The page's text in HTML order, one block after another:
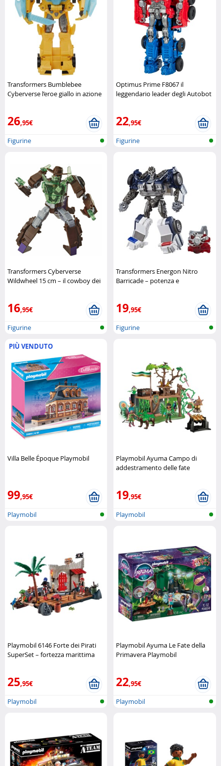
Transformers Bumblebee
Cyberverse l’eroe giallo in azione
26,95€
Figurine
Optimus Prime F8067 il
leggendario leader degli Autobot
22,95€
Figurine
Transformers Cyberverse
Wildwheel 15 cm – il cowboy dei
16,95€
Figurine
Transformers Energon Nitro
Barricade – potenza e
19,95€
Figurine
PIÙ VENDUTO
Villa Belle Époque Playmobil
99,95€
Playmobil
Playmobil Ayuma Campo di
addestramento delle fate
19,95€
Playmobil
Playmobil 6146 Forte dei Pirati
SuperSet – fortezza marittima
25,95€
Playmobil
Playmobil Ayuma Le Fate della
Primavera Playmobil
22,95€
Playmobil